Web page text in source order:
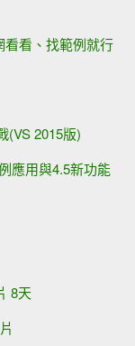
看、找範例就行
(VS 2015版)
應用與4.5新功能
8天